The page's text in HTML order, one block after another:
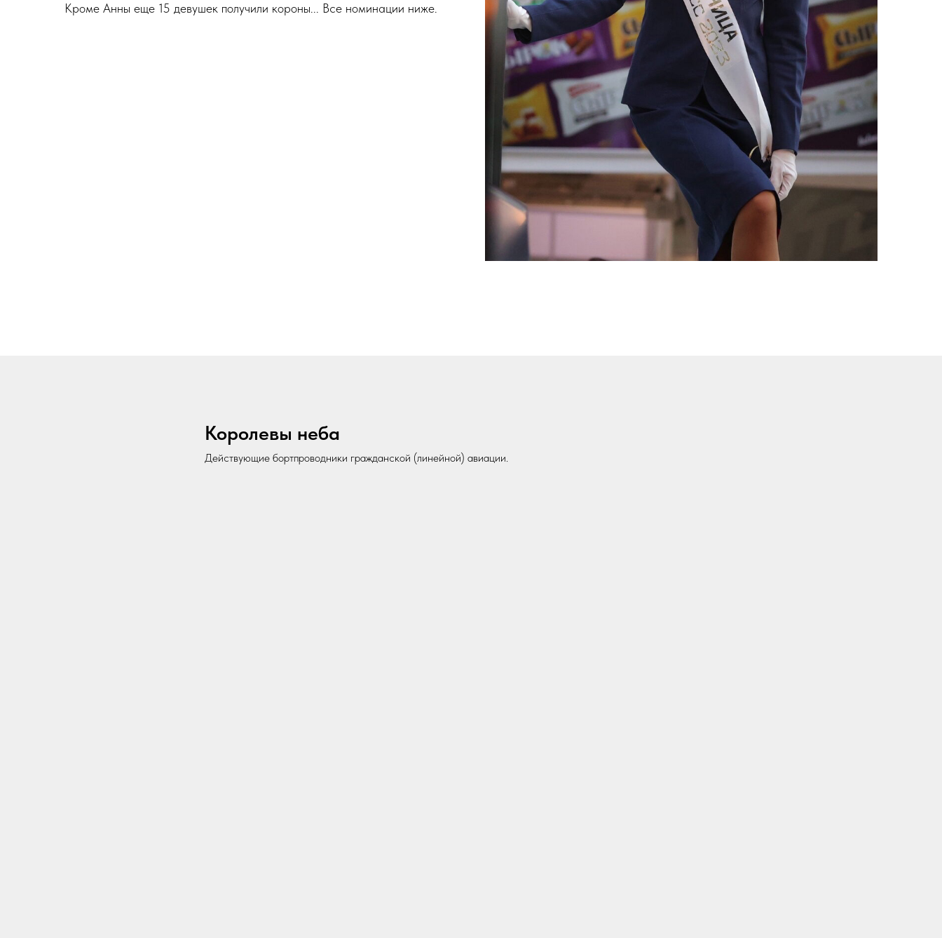
Кроме Анны еще 15 девушек получили короны... Все номинации ниже.
Королевы неба
Действующие бортпроводники гражданской (линейной) авиации.